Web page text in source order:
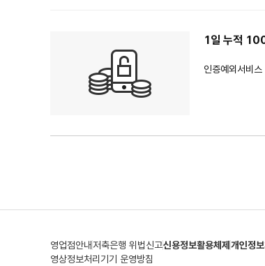
1일 누적
인증예외서비스
영업점안내 저축은행 위법신고신용정보활용체제 개인정
영상정보처리기기 운영방침